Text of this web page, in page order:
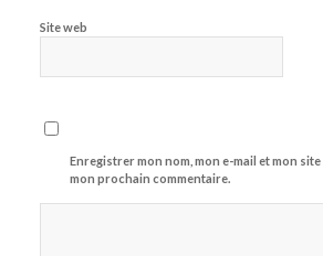
Site web
Enregistrer mon nom, mon e-mail et mon
mon prochain commentaire.